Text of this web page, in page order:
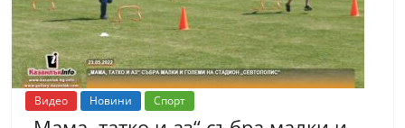
Видео Новини Спорт